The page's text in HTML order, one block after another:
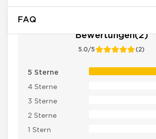
FAQ
Bewertungen(2)
5.0/5 (2)
5 Sterne
4 Sterne
3 Sterne
2 Sterne
1 Stern